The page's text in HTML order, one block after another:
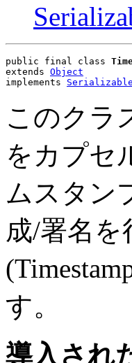
public final class
extends Object
implements Serializable
このクラ
をカプセ
ムスタン
成/署名
す。
導入され